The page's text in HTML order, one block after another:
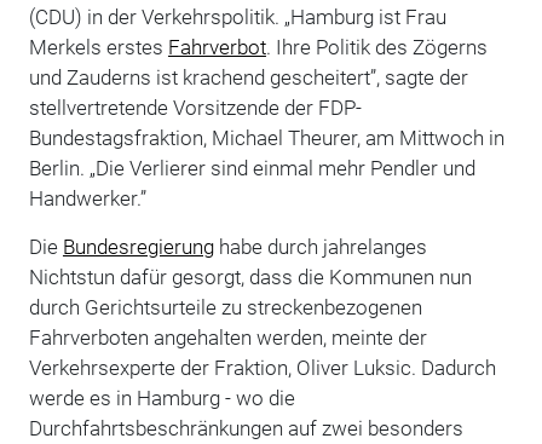
(CDU) in der Verkehrspolitik. „Hamburg ist Frau
Merkels erstes Fahrverbot. Ihre Politik des Zögerns
und Zauderns ist krachend gescheitert”, sagte der
stellvertretende Vorsitzende der FDP-
Bundestagsfraktion, Michael Theurer, am Mittwoch in
Berlin. „Die Verlierer sind einmal mehr Pendler und
Handwerker.”
Die Bundesregierunghabe durch jahrelanges
Nichtstun dafür gesorgt, dass die Kommunen nun
durch Gerichtsurteile zu streckenbezogenen
Fahrverboten angehalten werden, meinte der
Verkehrsexperte der Fraktion, Oliver Luksic. Dadurch
werde es in Hamburg - wo die
Durchfahrtsbeschränkungen auf zwei besonders